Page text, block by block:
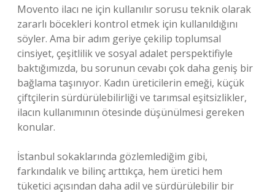
Movento ilacı ne için kullanılır sorusu teknik olarak
zararlı böcekleri kontrol etmek için kullanıldığını
söyler. Ama bir adım geriye çekilip toplumsal
cinsiyet, çeşitlilik ve sosyal adalet perspektifiyle
baktığımızda, bu sorunun cevabı çok daha geniş bir
bağlama taşınıyor. Kadın üreticilerin emeği, küçük
çiftçilerin sürdürülebilirliği ve tarımsal eşitsizlikler,
ilacın kullanımının ötesinde düşünülmesi gereken
konular.
İstanbul sokaklarında gözlemlediğim gibi,
farkındalık ve bilinç arttıkça, hem üretici hem
tüketici açısından daha adil ve sürdürülebilir bir